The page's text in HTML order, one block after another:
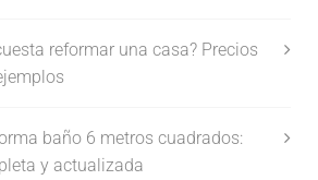
reformar una casa? Precios
baño 6 metros cuadrados:
y actualizada